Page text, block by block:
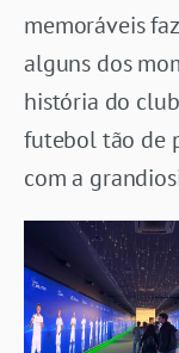
memoráveis
alguns dos
história do
futebol tão de
com a